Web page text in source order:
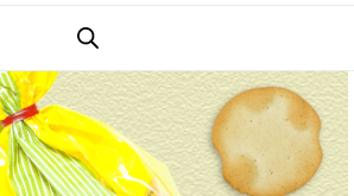
Alimentação